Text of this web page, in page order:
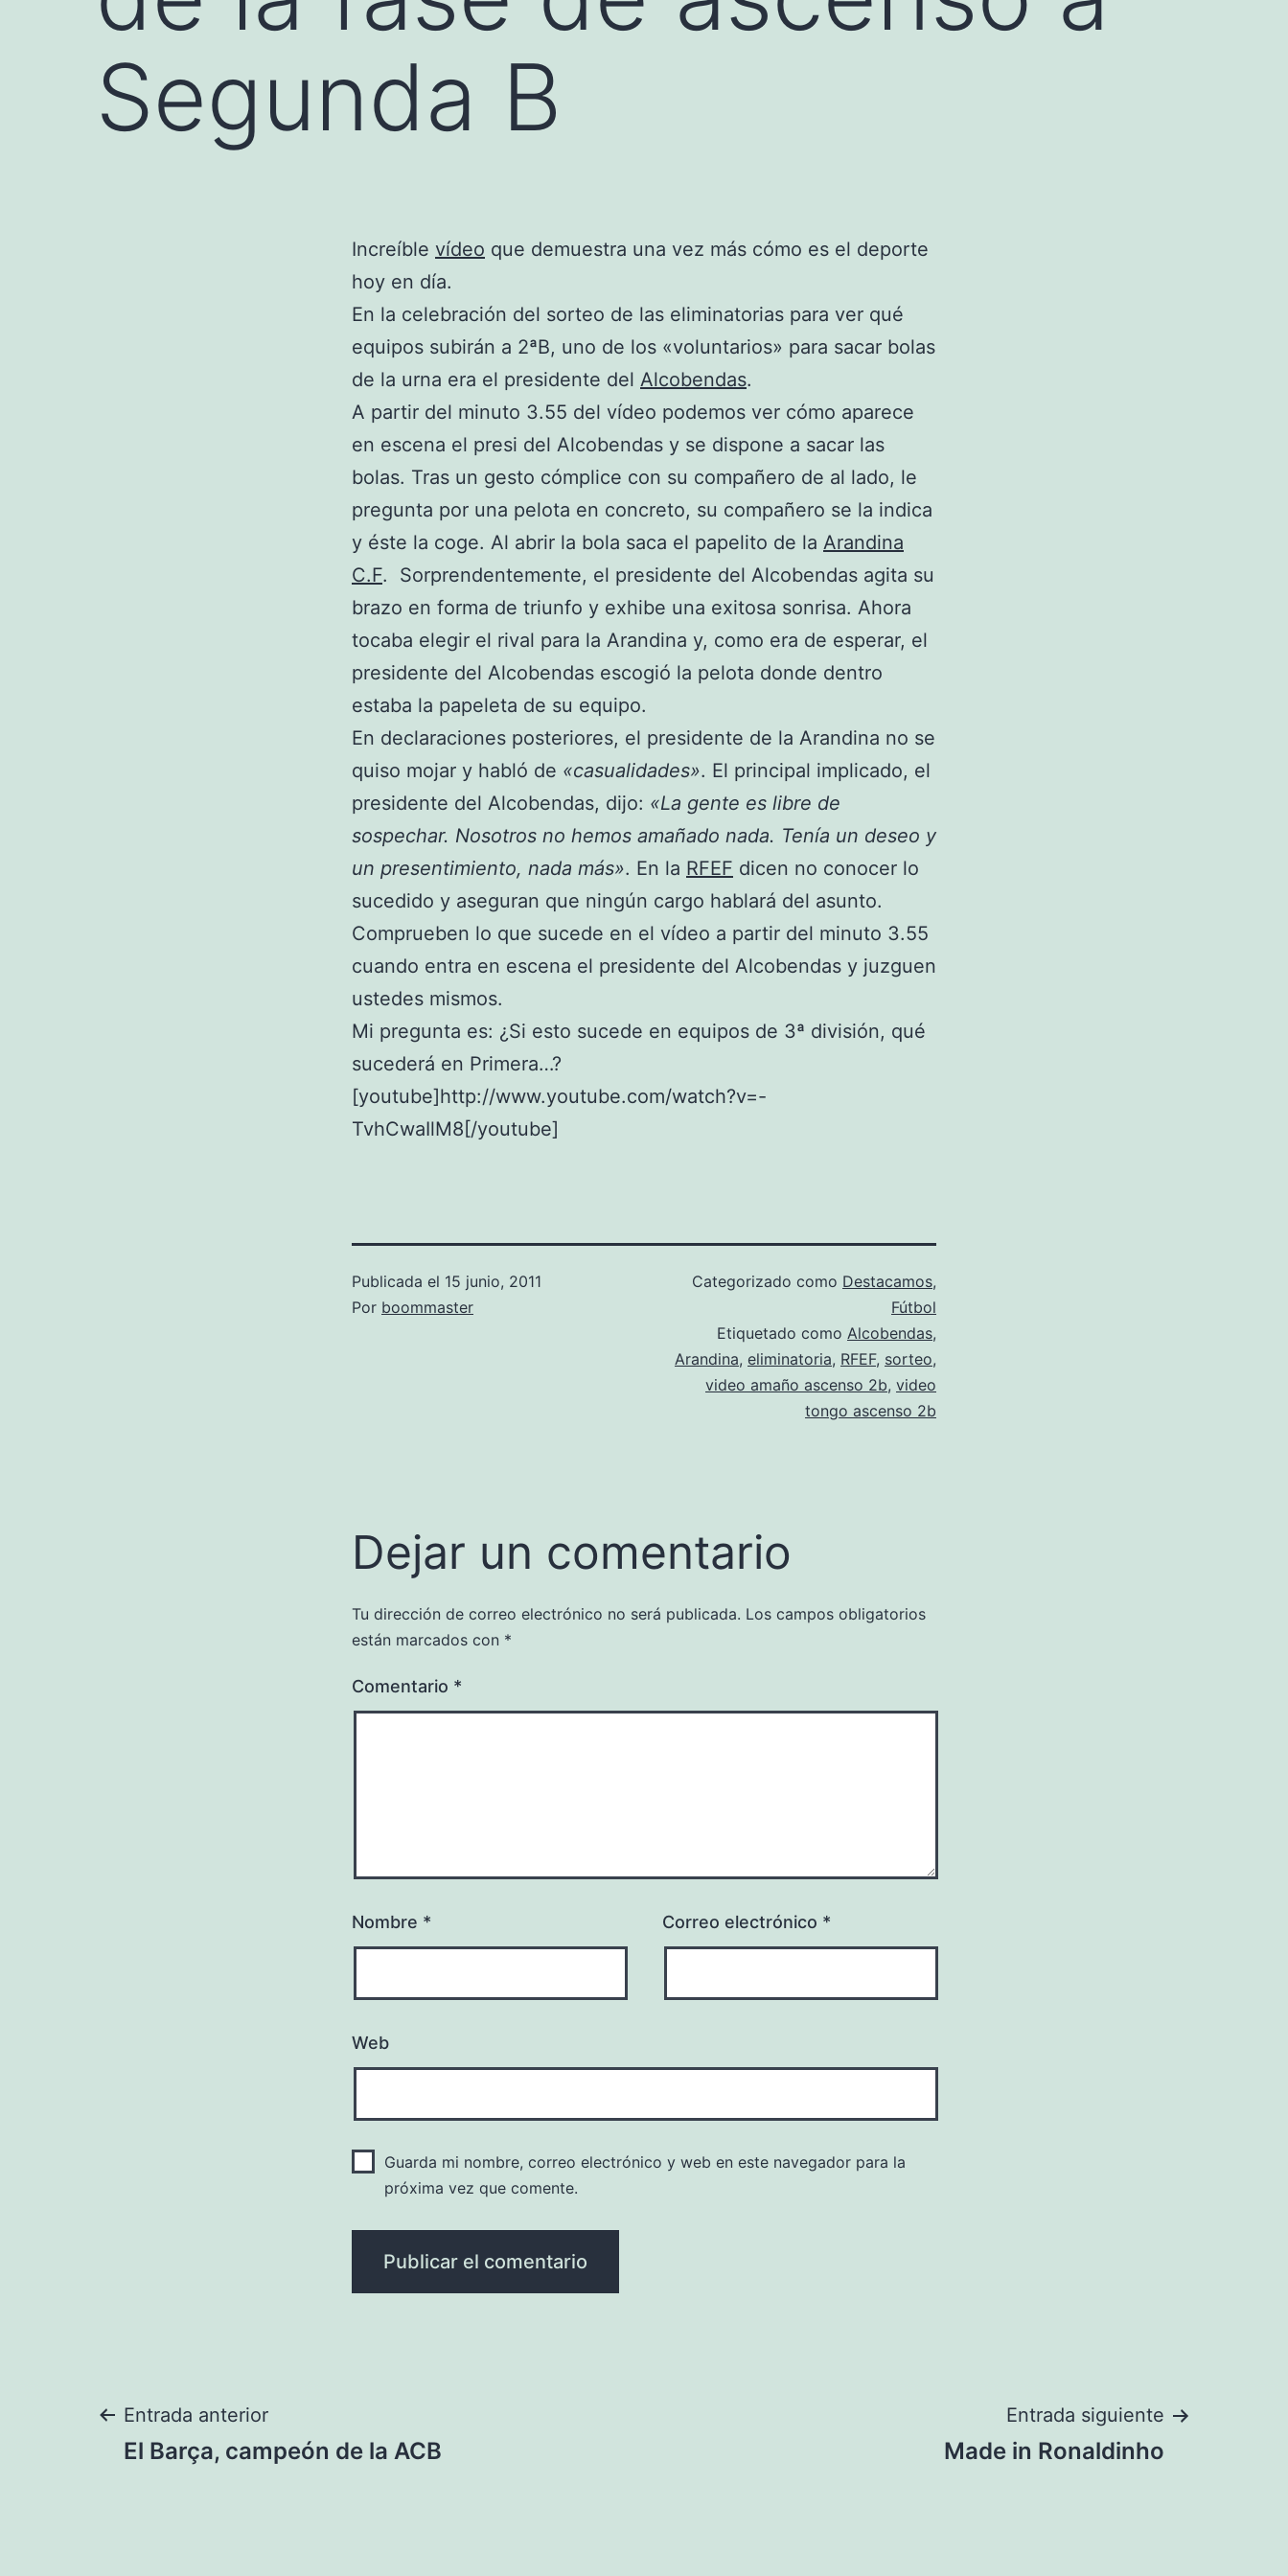
Segunda B
Increíble vídeo que demuestra una vez más cómo es el deporte
hoy en día.
En la celebración del sorteo de las eliminatorias para ver qué
equipos subirán a 2ªB, uno de los «voluntarios» para sacar bolas
de la urna era el presidente del Alcobendas.
A partir del minuto 3.55 del vídeo podemos ver cómo aparece
en escena el presi del Alcobendas y se dispone a sacar las
bolas. Tras un gesto cómplice con su compañero de al lado, le
pregunta por una pelota en concreto, su compañero se la indica
y éste la coge. Al abrir la bola saca el papelito de la Arandina
C.F. Sorprendentemente, el presidente del Alcobendas agita su
brazo en forma de triunfo y exhibe una exitosa sonrisa. Ahora
tocaba elegir el rival para la Arandina y, como era de esperar, el
presidente del Alcobendas escogió la pelota donde dentro
estaba la papeleta de su equipo.
En declaraciones posteriores, el presidente de la Arandina no se
quiso mojar y habló de «casualidades». El principal implicado, el
presidente del Alcobendas, dijo: «La gente es libre de
sospechar. Nosotros no hemos amañado nada. Tenía un deseo y
un presentimiento, nada más». En la RFEF dicen no conocer lo
sucedido y aseguran que ningún cargo hablará del asunto.
Comprueben lo que sucede en el vídeo a partir del minuto 3.55
cuando entra en escena el presidente del Alcobendas y juzguen
ustedes mismos.
Mi pregunta es: ¿Si esto sucede en equipos de 3ª división, qué
sucederá en Primera…?
[youtube]http://www.youtube.com/watch?v=-
TvhCwaIlM8[/youtube]
Publicada el 15 junio, 2011
Por boommaster
Categorizado como Destacamos,
Fútbol
Etiquetado como Alcobendas,
Arandina, eliminatoria, RFEF, sorteo,
video amaño ascenso 2b, video
tongo ascenso 2b
Dejar un comentario
Tu dirección de correo electrónico no será publicada. Los campos obligatorios
están marcados con *
Comentario *
Nombre * Correo electrónico *
Web
Guarda mi nombre, correo electrónico y web en este navegador para la
próxima vez que comente.
Navegación
Entrada anterior
El Barça, campeón de la ACB
Entrada siguiente
Made in Ronaldinho